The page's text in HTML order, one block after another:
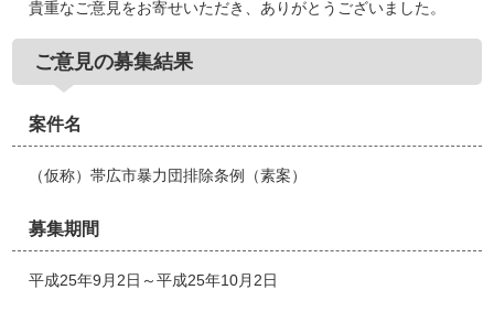
貴重なご意見をお寄せいただき、ありがとうございました。
ご意見の募集結果
案件名
（仮称）帯広市暴力団排除条例（素案）
募集期間
平成25年9月2日～平成25年10月2日